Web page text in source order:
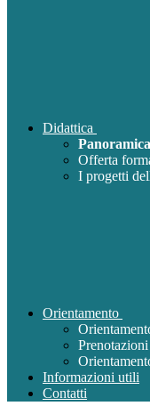
Didattica
Panoramica
Offerta
I progetti
Orientamento
Informazioni utili
Contatti